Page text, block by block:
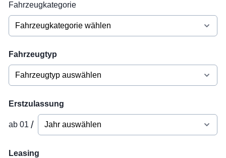
Fahrzeugkategorie
Fahrzeugtyp
Erstzulassung
ab 01 /
Leasing